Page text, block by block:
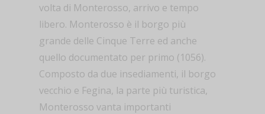
volta di Monterosso, arrivo e tempo
libero. Monterosso è il borgo più
grande delle Cinque Terre ed anche
quello documentato per primo (1056).
Composto da due insediamenti, il borgo
vecchio e Fegina, la parte più turistica,
Monterosso vanta importanti